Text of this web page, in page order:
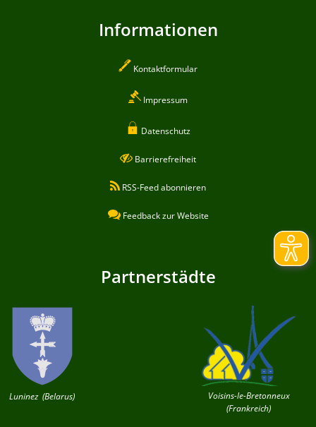
Informationen
Kontaktformular
Impressum
Datenschutz
Barrierefreiheit
RSS-Feed abonnieren
Feedback zur Website
Partnerstädte
Luninez (Belarus)
Voisins-le-Bretonneux
(Frankreich)